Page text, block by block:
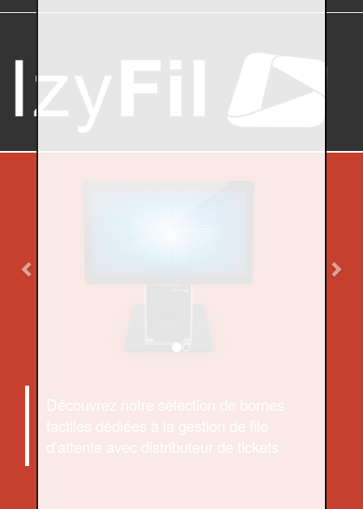
Découvrez notre sélection de bornes
tactiles dédiées à la gestion de file
d'attente avec distributeur de tickets